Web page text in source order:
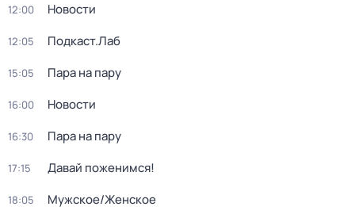
12:00 Новости
12:05 Подкаст.Лаб
15:05 Пара на пару
16:00 Новости
16:30 Пара на пару
17:15 Давай поженимся!
18:05 Мужское/Женское